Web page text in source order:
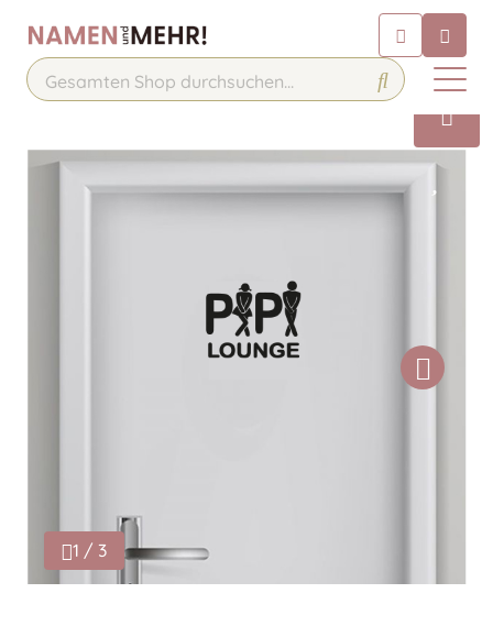
Chatten Sie 24/7 mit unserem
hilfreichen Chatbot
Kontakt
1 / 3